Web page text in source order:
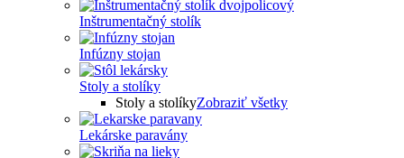
Inštrumentačný stolík
Infúzny stojan
Stoly a stolíky
Stoly a stolíkyZobraziť všetky
Lekárske paravány